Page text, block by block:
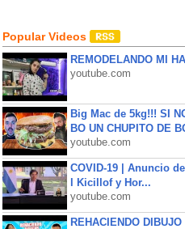
Popular Videos
REMODELANDO MI
youtube.com
Big Mac de 5kg!!! SI
BO UN CHUPITO DE
youtube.com
COVID-19 | Anuncio
l Kicillof y Hor...
youtube.com
REHACIENDO